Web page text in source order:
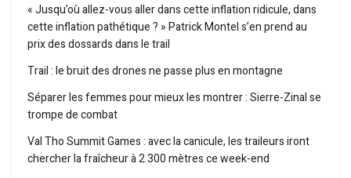
« Jusqu’où allez-vous aller dans cette inflation ridicule, dans
cette inflation pathétique ? » Patrick Montel s’en prend au
prix des dossards dans le trail
Trail : le bruit des drones ne passe plus en montagne
Séparer les femmes pour mieux les montrer : Sierre-Zinal se
trompe de combat
Val Tho Summit Games : avec la canicule, les traileurs iront
chercher la fraîcheur à 2 300 mètres ce week-end